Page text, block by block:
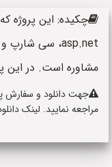
چکیده: این پروژه
مشاوره است. در این
جهت دانلود و سفارش
مراجعه نمایید. لینک